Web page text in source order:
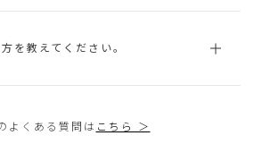
を教えてください。
よくある質問は こちら ＞